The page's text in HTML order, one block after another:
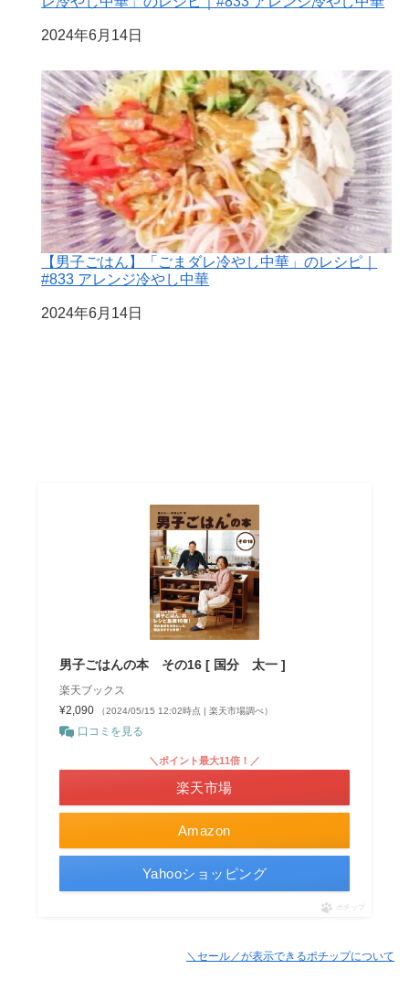
日付
2024年6月14日
【男子ごはん】「ごまダレ冷やし中華」のレシピ｜
#833 アレンジ冷やし中華
日付
2024年6月14日
男子ごはんの本 その16 [ 国分 太一 ]
楽天ブックス
¥2,090
（2024/05/15 12:02時点 | 楽天市場調べ）
口コミを見る
Amazon
＼ポイント最大11倍！／
楽天市場
Yahooショッピング
ポチップ
＼セール／が表示できるポチップについて